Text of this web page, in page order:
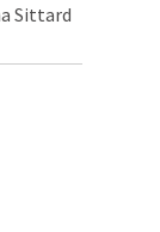
Sittard